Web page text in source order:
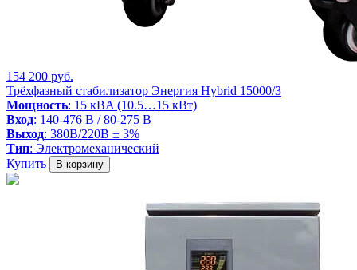
154 200 руб.
Трёхфазный стабилизатор Энергия Hybrid 15000/3
Мощность: 15 кВA (10.5…15 кВт)
Вход: 140-476 В / 80-275 В
Выход: 380В/220В ± 3%
Тип: Электромеханический
Купить
В корзину